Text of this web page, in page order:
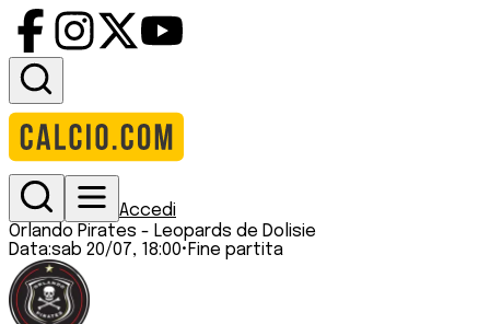
Accedi
Orlando Pirates - Leopards de Dolisie
Data:sab 20/07, 18:00• Fine partita